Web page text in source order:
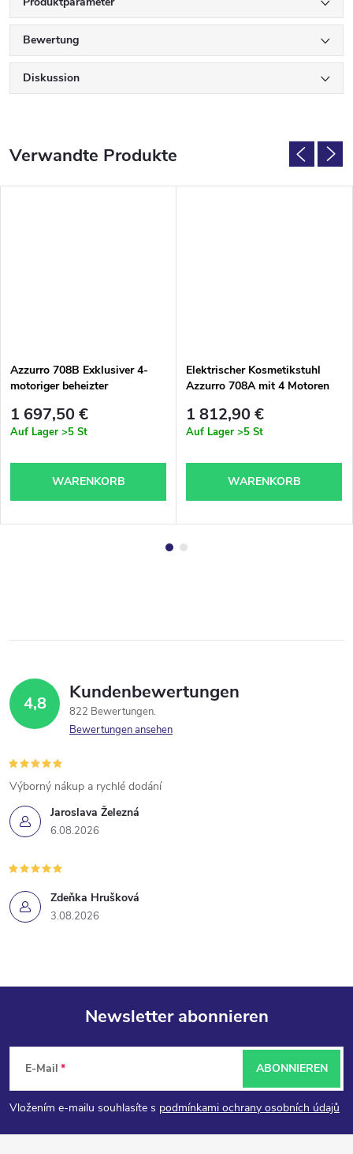
Bewertung
Diskussion
Verwandte Produkte
Azzurro 708B Exklusiver 4-
motoriger beheizter
1 697,50 €
Auf Lager >5 St
WARENKORB
Elektrischer Kosmetikstuhl
Azzurro 708A mit 4 Motoren
1 812,90 €
Auf Lager >5 St
WARENKORB
4,8 Kundenbewertungen
822 Bewertungen
Bewertungen ansehen
Jaroslava Železná
6.08.2026
Výborný nákup a rychlé dodání
Zdeňka Hrušková
3.08.2026
F
u
ß
Newsletter abonnieren
E-Mail
Vložením e-mailu souhlasíte s podmínkami ochrany osobních údajů
ABONNIEREN